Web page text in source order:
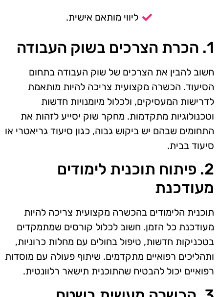
ליווי מותאם אישית.
1. הכרת הצרכים בשוק העבודה
חשוב להבין את הצרכים של שוק העבודה בתחום
הסיעוד. הכשרה מקצועית צריכה להיות מותאמת
לדרישות המעסיקים, ולכלול מיומנויות חדשות
וטכנולוגיות מתקדמות. מחקר שוק יסייע לזהות את
התחומים שבהם יש ביקוש גבוה, כגון סיעוד גריאטרי או
סיעוד בבית.
2. פיתוח תוכנית לימודים
מעודכנת
תוכנית הלימודים בהכשרה מקצועית צריכה להיות
מעודכנת כל הזמן. חשוב לכלול קורסים שמתמקדים
בטכניקות חדשות, טיפול בחולים עם מחלות כרוניות,
ותהליכים רפואיים מתקדמים. שיתוף פעולה עם מוסדות
רפואיים יכול להבטיח שהתוכנית תישאר רלוונטית.